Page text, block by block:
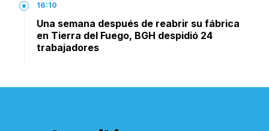
16:10
Una semana después de reabrir su fábrica
en Tierra del Fuego, BGH despidió 24
trabajadores